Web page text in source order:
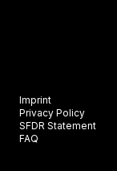
Imprint
Privacy Policy
SFDR Statement
FAQ